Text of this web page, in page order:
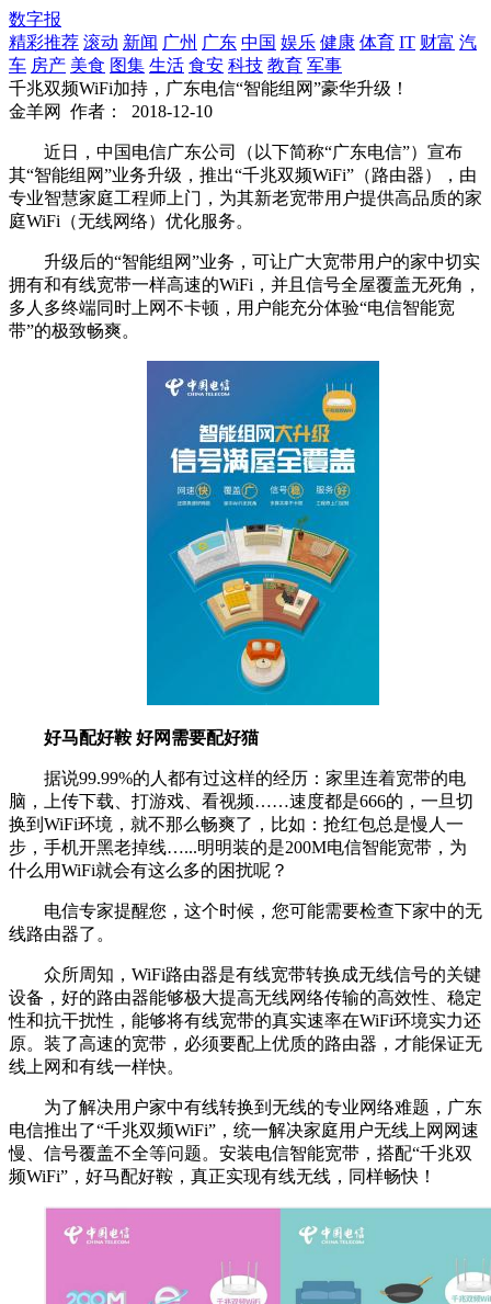
数字报
精彩推荐 滚动 新闻 广州 广东 中国 娱乐 健康 体育 IT 财富 汽
车 房产 美食 图集 生活 食安 科技 教育 军事
千兆双频WiFi加持，广东电信“智能组网”豪华升级！
金羊网
作者： 2018-12-10
近日，中国电信广东公司（以下简称“广东电信”）宣布
其“智能组网”业务升级，推出“千兆双频WiFi”（路由器），由
专业智慧家庭工程师上门，为其新老宽带用户提供高品质的家
庭WiFi（无线网络）优化服务。
升级后的“智能组网”业务，可让广大宽带用户的家中切实
拥有和有线宽带一样高速的WiFi，并且信号全屋覆盖无死角，
多人多终端同时上网不卡顿，用户能充分体验“电信智能宽
带”的极致畅爽。
好马配好鞍 好网需要配好猫
据说99.99%的人都有过这样的经历：家里连着宽带的电
脑，上传下载、打游戏、看视频……速度都是666的，一旦切
换到WiFi环境，就不那么畅爽了，比如：抢红包总是慢人一
步，手机开黑老掉线…...明明装的是200M电信智能宽带，为
什么用WiFi就会有这么多的困扰呢？
电信专家提醒您，这个时候，您可能需要检查下家中的无
线路由器了。
众所周知，WiFi路由器是有线宽带转换成无线信号的关键
设备，好的路由器能够极大提高无线网络传输的高效性、稳定
性和抗干扰性，能够将有线宽带的真实速率在WiFi环境实力还
原。装了高速的宽带，必须要配上优质的路由器，才能保证无
线上网和有线一样快。
为了解决用户家中有线转换到无线的专业网络难题，广东
电信推出了“千兆双频WiFi”，统一解决家庭用户无线上网网速
慢、信号覆盖不全等问题。安装电信智能宽带，搭配“千兆双
频WiFi”，好马配好鞍，真正实现有线无线，同样畅快！